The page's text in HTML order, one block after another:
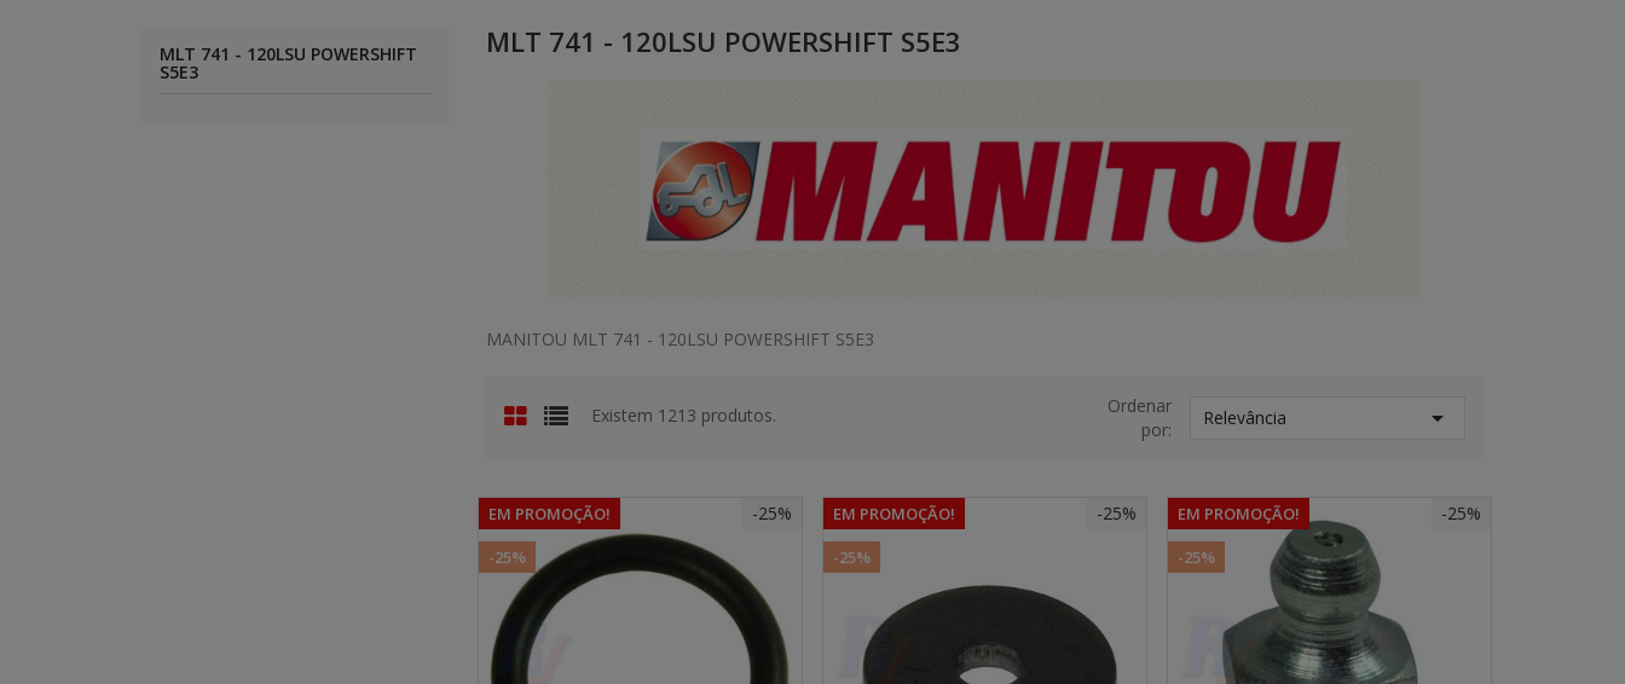
MLT 741 - 120LSU POWERSHIFT
S5E3
MLT 741 - 120LSU POWERSHIFT S5E3
MANITOU MLT 741 - 120LSU POWERSHIFT S5E3
Existem 1213 produtos.
Ordenar
por:
Relevância 
-25%
EM PROMOÇÃO!
-25%
-25%
EM PROMOÇÃO!
-25%
-25%
EM PROMOÇÃO!
-25%